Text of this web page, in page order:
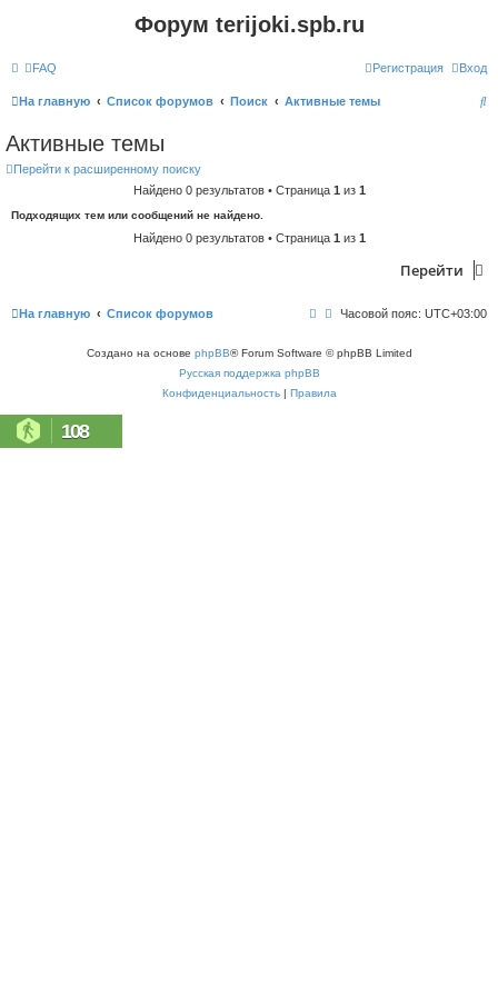
Форум terijoki.spb.ru
FAQ Вход
Регистрация
На главную Список форумов Поиск Активные темы
П
Активные темы
Перейти к расширенному поиску
Найдено 0 результатов • Страница 1 из 1
Подходящих тем или сообщений не найдено.
Найдено 0 результатов • Страница 1 из 1
Перейти
На главную Список форумов Часовой пояс: UTC+03:00
Создано на основе phpBB® Forum Software © phpBB Limited
Русская поддержка phpBB
Конфиденциальность| Правила
108